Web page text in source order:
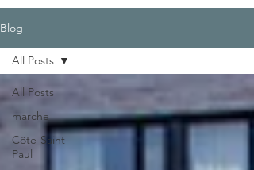
Blog
All Posts
marche
Côte-Saint-
Paul
All Posts